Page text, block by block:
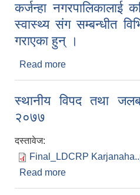
कर्जन्हा नगरपालिकालाई
स्वास्थ्य संग सम्बन्धीत
गराएका हुन् ।
Read more
नगरपालिकालाई
स्थानीय विपद तथा
२०७७
दस्तावेज:
Final_LDCRP
Read more